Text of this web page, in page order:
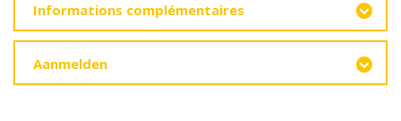
Informations complémentaires
Aanmelden